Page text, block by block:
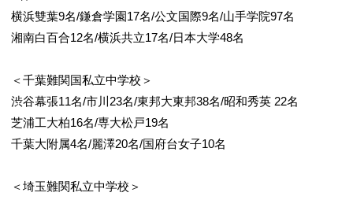
横浜雙葉9名/鎌倉学園17名/公文国際9名/山手学院97名
湘南白百合12名/横浜共立17名/日本大学48名
＜千葉難関国私立中学校＞
渋谷幕張11名/市川23名/東邦大東邦38名/昭和秀英 22名
芝浦工大柏16名/専大松戸19名
千葉大附属4名/麗澤20名/国府台女子10名
＜埼玉難関私立中学校＞